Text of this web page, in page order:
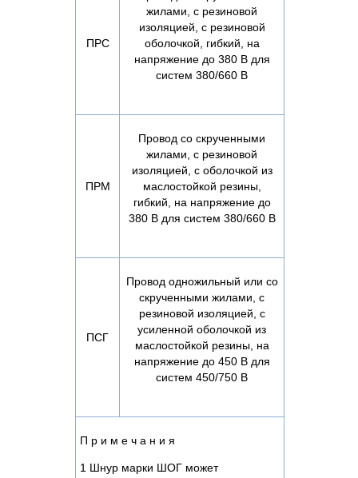
ПРС
жилами, с резиновой
изоляцией, с резиновой
оболочкой, гибкий, на
напряжение до 380 В для
систем 380/660 В
ПРМ
Провод со скрученными
жилами, с резиновой
изоляцией, с оболочкой из
маслостойкой резины,
гибкий, на напряжение до
380 В для систем 380/660 В
ПСГ
Провод одножильный или со
скрученными жилами, с
резиновой изоляцией, с
усиленной оболочкой из
маслостойкой резины, на
напряжение до 450 В для
систем 450/750 В
П р и м е ч а н и я
1 Шнур марки ШОГ может